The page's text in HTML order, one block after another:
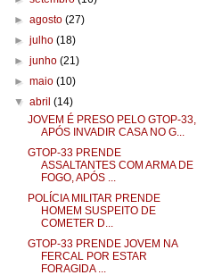
►agosto(27)
►julho(18)
►junho(21)
►maio(10)
▼abril(14)
JOVEM É PRESO PELO GTOP-33,
APÓS INVADIR CASA NO G...
GTOP-33 PRENDE
ASSALTANTES COM ARMA DE
FOGO, APÓS ...
POLÍCIA MILITAR PRENDE
HOMEM SUSPEITO DE
COMETER D...
GTOP-33 PRENDE JOVEM NA
FERCAL POR ESTAR
FORAGIDA ...